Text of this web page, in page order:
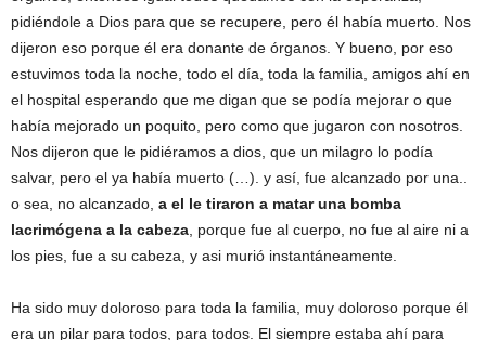
pidiéndole a Dios para que se recupere, pero él había muerto. Nos
dijeron eso porque él era donante de órganos. Y bueno, por eso
estuvimos toda la noche, todo el día, toda la familia, amigos ahí en
el hospital esperando que me digan que se podía mejorar o que
había mejorado un poquito, pero como que jugaron con nosotros.
Nos dijeron que le pidiéramos a dios, que un milagro lo podía
salvar, pero el ya había muerto (…). y así, fue alcanzado por una..
o sea, no alcanzado, a el le tiraron a matar una bomba
lacrimógena a la cabeza , porque fue al cuerpo, no fue al aire ni a
los pies, fue a su cabeza, y asi murió instantáneamente.
Ha sido muy doloroso para toda la familia, muy doloroso porque él
era un pilar para todos, para todos. El siempre estaba ahí para